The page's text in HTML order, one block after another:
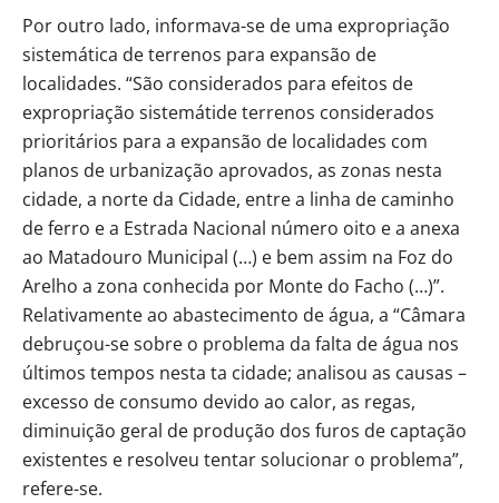
Por outro lado, informava-se de uma expropriação
sistemática de terrenos para expansão de
localidades. “São considerados para efeitos de
expropriação sistemátide terrenos considerados
prioritários para a expansão de localidades com
planos de urbanização aprovados, as zonas nesta
cidade, a norte da Cidade, entre a linha de caminho
de ferro e a Estrada Nacional número oito e a anexa
ao Matadouro Municipal (…) e bem assim na Foz do
Arelho a zona conhecida por Monte do Facho (…)”.
Relativamente ao abastecimento de água, a “Câmara
debruçou-se sobre o problema da falta de água nos
últimos tempos nesta ta cidade; analisou as causas –
excesso de consumo devido ao calor, as regas,
diminuição geral de produção dos furos de captação
existentes e resolveu tentar solucionar o problema”,
refere-se.